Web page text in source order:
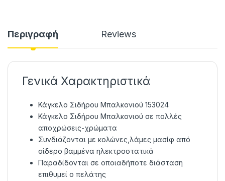
Περιγραφή Reviews
Γενικά Χαρακτηριστικά
Κάγκελο Σιδήρου Μπαλκονιού 153024
Κάγκελο Σιδήρου Μπαλκονιού σε πολλές
αποχρώσεις-χρώματα
Συνδιάζονται με κολώνες,λάμες μασίφ από
σίδερο βαμμένα ηλεκτροστατικά
Παραδίδονται σε οποιαδήποτε διάσταση
επιθυμεί ο πελάτης